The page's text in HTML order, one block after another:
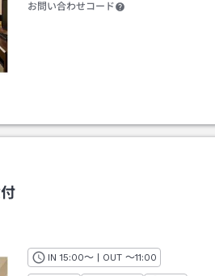
お問い合わせコード
IN チェックイン
15:00～ | OUT チェックアウト
～11:00